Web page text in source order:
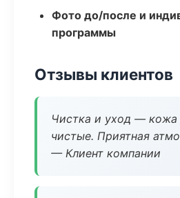
Фото до/после и
программы
Отзывы клиентов
Чистка и уход —
чистые. Приятная
— Клиент компании